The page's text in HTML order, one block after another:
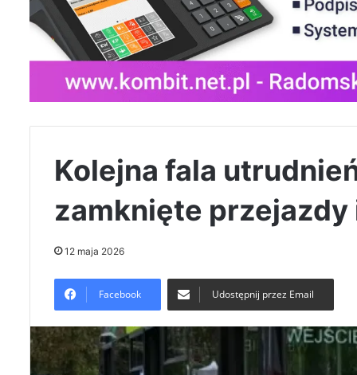
Kolejna fala
zamknięte
12 maja 2026
Facebook Udostępnij przez Email